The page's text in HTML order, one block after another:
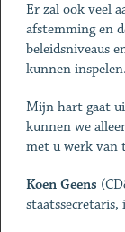
Er zal ook veel
afstemming en
beleidsniveaus
kunnen
Mijn hart gaat
kunnen we
met u werk van
Koen Geens